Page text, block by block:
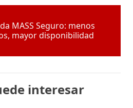
MASS Seguro: menos
mayor disponibilidad
interesar